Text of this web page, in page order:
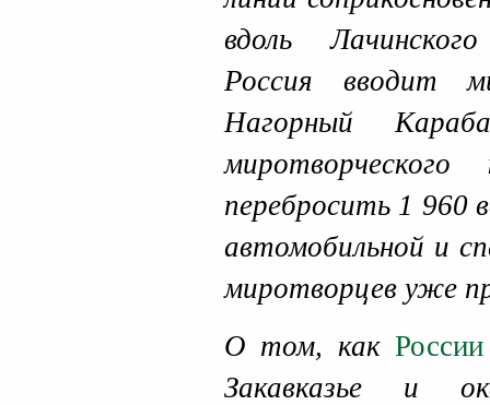
вдоль
Россия вводит
Нагорный
перебросить 1 960
автомобильной и
миротворцев уже
О том, как
Закавказье и